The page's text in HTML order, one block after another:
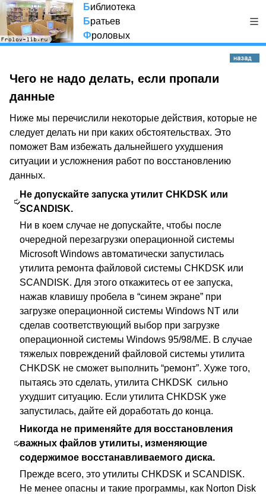
Библиотека
Братьев
Фроловых
Чего не надо делать, если пропали
данные
Ниже мы перечислили некоторые действия, которые не
следует делать ни при каких обстоятельствах. Это
поможет Вам избежать дальнейшего ухудшения
ситуации и усложнения работ по восстановлению
данных.
Не допускайте запуска утилит CHKDSK или
SCANDISK.
Ни в коем случае не допускайте, чтобы после
очередной перезагрузки операционной системы
Microsoft Windows автоматически запустилась
утилита ремонта файловой системы CHKDSK или
SCANDISK. Для этого откажитесь от ее запуска,
нажав клавишу пробела в “синем экране” при
загрузке операционной системы Windows NT или
сделав соответствующий выбор при загрузке
операционной системы Windows 95/98/ME. В случае
тяжелых повреждений файловой системы утилита
CHKDSK не сможет выполнить “ремонт”. Хуже того,
пытаясь это сделать, утилита CHKDSK сильно
ухудшит ситуацию. Если утилита CHKDSK уже
запустилась, дайте ей доработать до конца.
Никогда не применяйте для восстановления
важных файлов утилиты, изменяющие
содержимое восстанавливаемого диска.
Прежде всего, это утилиты CHKDSK и SCANDISK.
Не менее опасны и такие программы, как Norton Disk